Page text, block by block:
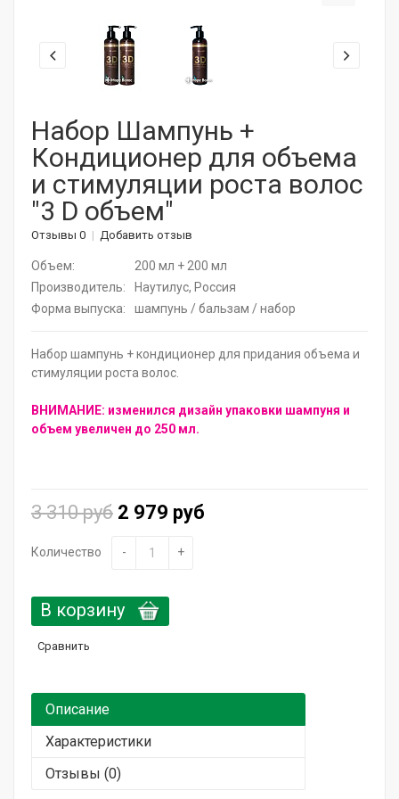
Корейская косметика
Актуальная косметика для лица и тела
Витамины для волос
Дермароллеры
Расчески
Средства для ресниц
SPA - уход для волос
Средства для укладки
Горящие сроки / Поврежденная упаковка
Набор Шампунь +
Кондиционер для объема
и стимуляции роста волос
"3 D объем"
Отзывы 0 Добавить отзыв
Объем:
200 мл + 200 мл
Производитель:
Наутилус, Россия
Форма выпуска:
шампунь / бальзам / набор
Набор шампунь + кондиционер для придания объема и
стимуляции роста волос.
ВНИМАНИЕ: изменился дизайн упаковки шампуня и
объем увеличен до 250 мл.
3 310 руб 2 979 руб
Количество - +
В корзину
Сравнить
Описание
Характеристики
Отзывы (0)